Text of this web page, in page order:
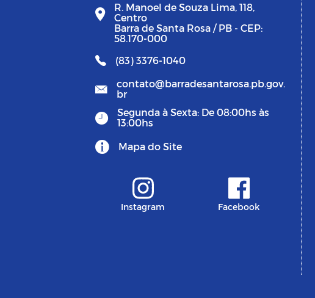
R. Manoel de Souza Lima, 118,
Centro
Barra de Santa Rosa / PB - CEP:
58.170-000
(83) 3376-1040
contato@barradesantarosa.pb.gov.
br
Segunda à Sexta: De 08:00hs às
13:00hs
Mapa do Site
Instagram Facebook